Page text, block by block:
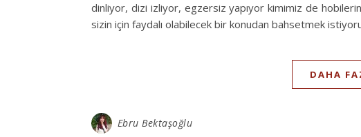
dinliyor, dizi izliyor, egzersiz yapıyor kimimiz de
sizin için faydalı olabilecek bir konudan bahsetmek
DAHA
Ebru Bektaşoğlu